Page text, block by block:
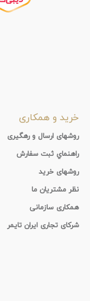
خرید و همکاری
روشهای ارسال و رهگیری
راهنماي ثبت سفارش
روشهای خرید
نظر مشتریان ما
همکاری سازمانی
شرکای تجاری ایران تایمر